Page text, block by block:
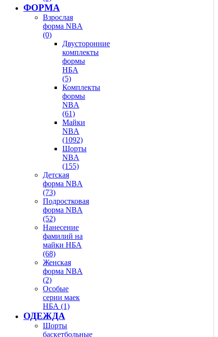
ФОРМА
Взрослая
форма NBA
(0)
Двусторонние
комплекты
формы
НБА
(5)
Комплекты
формы
NBA
(61)
Майки
NBA
(1092)
Шорты
NBA
(155)
Детская
форма NBA
(73)
Подростковая
форма NBA
(52)
Нанесение
фамилий на
майки НБА
(68)
Женская
форма NBA
(2)
Особые
серии маек
НБА (1)
ОДЕЖДА
Шорты
баскетбольные